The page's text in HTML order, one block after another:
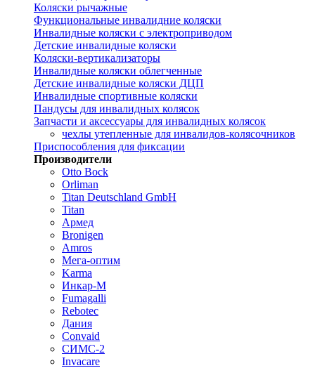
Коляски рычажные
Функциональные инвалидние коляски
Инвалидные коляски с электроприводом
Детские инвалидные коляски
Коляски-вертикализаторы
Инвалидные коляски облегченные
Детские инвалидные коляски ДЦП
Инвалидные спортивные коляски
Пандусы для инвалидных колясок
Запчасти и аксессуары для инвалидных колясок
чехлы утепленные для инвалидов-колясочников
Приспособления для фиксации
Производители
Otto Bock
Orliman
Titan Deutschland GmbH
Titan
Армед
Bronigen
Amros
Мега-оптим
Karma
Инкар-М
Fumagalli
Rebotec
Дания
Convaid
СИМС-2
Invacare